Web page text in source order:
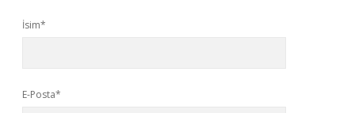
İsim*
E-Posta*